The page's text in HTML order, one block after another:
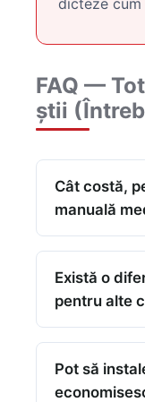
dicteze
FAQ —
știi
Cât costă,
manuală
Există o
pentru alte
Pot să